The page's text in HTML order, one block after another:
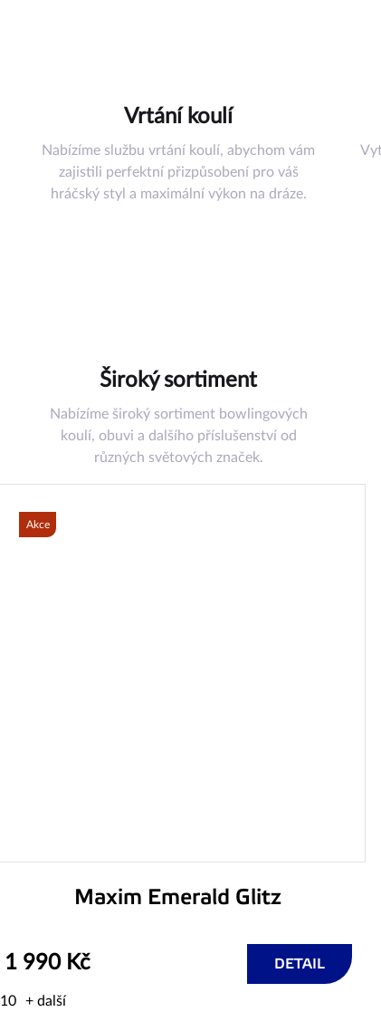
Vrtání koulí
Nabízíme službu vrtání koulí, abychom vám
zajistili perfektní přizpůsobení pro váš
hráčský styl a maximální výkon na dráze.
Široký sortiment
Nabízíme široký sortiment bowlingových
koulí, obuvi a dalšího příslušenství od
různých světových značek.
Akce
Maxim Emerald Glitz
1 990 Kč DETAIL
10 + další